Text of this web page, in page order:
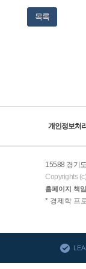
목록
개인정보처
15588 경기
Copyrights
홈페이지 책
AACSB
* 경제학 프